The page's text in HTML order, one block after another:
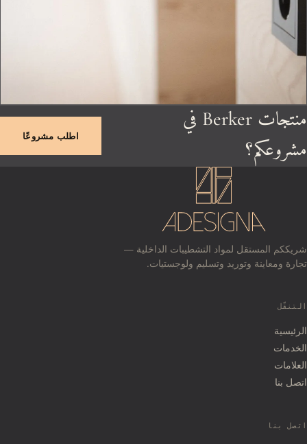
منتجات Berker في
مشروعكم؟
اطلب مشروعًا
شريككم المستقل لمواد التشطيبات الداخلية —
تجارة ومعاينة وتوريد وتسليم ولوجستيات.
التنقّل
الرئيسية
الخدمات
العلامات
اتصل بنا
اتصل بنا